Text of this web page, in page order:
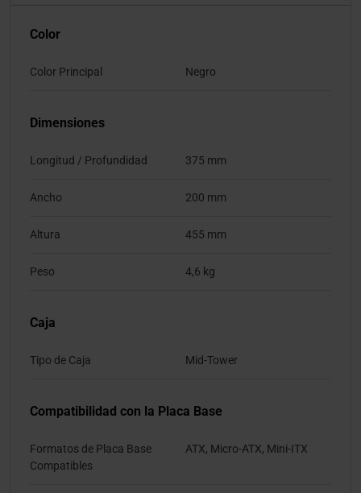
Color
Color Principal Negro
Dimensiones
Longitud / Profundidad 375 mm
Ancho 200 mm
Altura 455 mm
Peso 4,6 kg
Caja
Tipo de Caja Mid-Tower
Compatibilidad con la Placa Base
Formatos de Placa Base
Compatibles
ATX, Micro-ATX, Mini-ITX